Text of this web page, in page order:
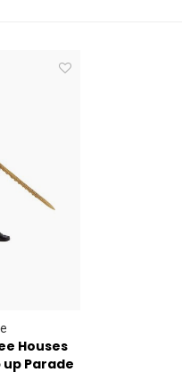
Houses
Parade